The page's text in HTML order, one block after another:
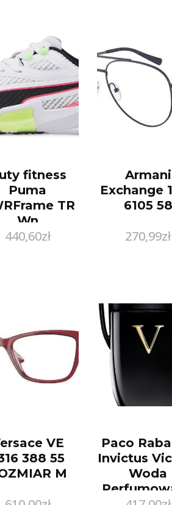
fitness
Puma
TR
Wn
440,60zł
Armani
Exchange
6105 58
270,99zł
VE
388 55
M
Paco
Invictus
Woda